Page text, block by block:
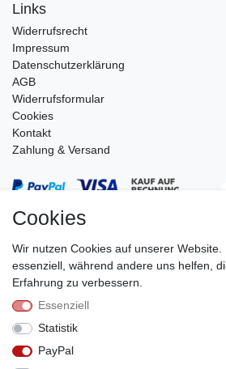
Links
Widerrufs­recht
Impressum
Daten­schutz­erklärung
AGB
Widerrufsformular
Cookies
Kontakt
Zahlung & Versand
Stephan Roth GmbH
Cookies
Wir nutzen Cookies auf unserer Website.
essenziell, während andere uns helfen,
Erfahrung zu verbessern.
Essenziell
Statistik
PayPal